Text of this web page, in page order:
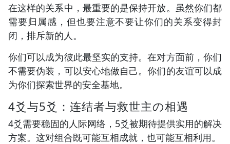
在这样的关系中，最重要的是保持开放。虽然你们都
需要归属感，但也要注意不要让你们的关系变得封
闭，排斥新的人。
你们可以成为彼此最坚实的支持。在对方面前，你们
不需要伪装，可以安心地做自己。你们的友谊可以成
为你们探索世界的安全基地。
4爻与5爻：连结者与救世主の相遇
4爻需要稳固的人际网络，5爻被期待提供实用的解决
方案。这对组合既可能互相成就，也可能互相利用。